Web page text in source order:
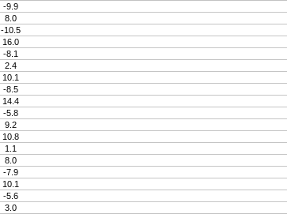
-9.9
8.0
-10.5
16.0
-8.1
2.4
10.1
-8.5
14.4
-5.8
9.2
10.8
1.1
8.0
-7.9
10.1
-5.6
3.0